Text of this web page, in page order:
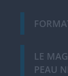
LE
PEAU